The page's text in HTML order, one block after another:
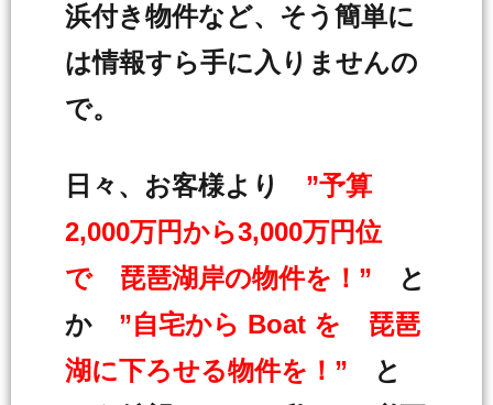
浜付き物件など、そう簡単に
は情報すら手に入りませんの
で。
日々、お客様より ”予算
2,000万円から3,000万円位
で 琵琶湖岸の物件を！”
と
か ”自宅から Boat を 琵琶
湖に下ろせる物件を！” と